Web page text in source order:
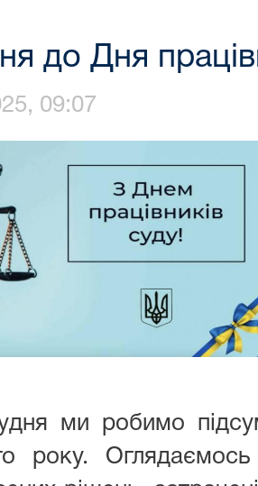
до Дня
09:07
ми робимо
року. Оглядаємось